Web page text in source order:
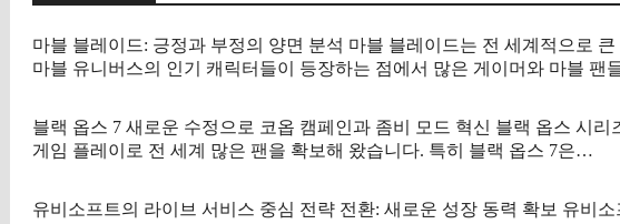
마블 블레이드: 긍정과 부정의 양면 분석 마블 블레이드는 전 세계적으로
마블 유니버스의 인기 캐릭터들이 등장하는 점에서 많은 게이머와 마블 팬
블랙 옵스 7 새로운 수정으로 코옵 캠페인과 좀비 모드 혁신 블랙 옵스 시
게임 플레이로 전 세계 많은 팬을 확보해 왔습니다. 특히 블랙 옵스 7은…
유비소프트의 라이브 서비스 중심 전략 전환: 새로운 성장 동력 확보 유비